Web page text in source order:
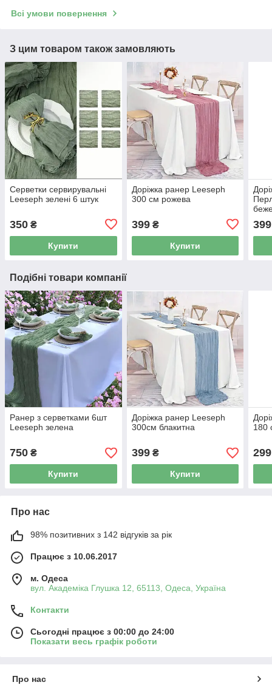
Всі умови повернення
З цим товаром також замовляють
Серветки сервирувальні
Leeseph зелені 6 штук
350 ₴
Купити
Доріжка ранер Leeseph
300 см рожева
399₴
Купити
399
Подібні товари компанії
Ранер з серветками 6шт
Leeseph зелена
750 ₴
Купити
Доріжка ранер Leeseph
300см блакитна
399₴
Купити
180
299
Про нас
98% позитивних з 142 відгуків за рік
Працює з 10.06.2017
м. Одеса
вул. Академіка Глушка 12, 65113, Одеса, Україна
Контакти
Сьогодні працює з 00:00 до 24:00
Показати весь графік роботи
Про нас